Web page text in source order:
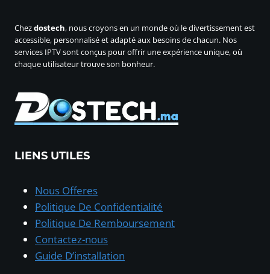
Chezdostech, nous croyons en un monde où le divertissement est
accessible, personnalisé et adapté aux besoins de chacun. Nos
services IPTV sont conçus pour offrir une expérience unique, où
chaque utilisateur trouve son bonheur.
LIENS UTILES
Nous Offeres
Politique De Confidentialité
Politique De Remboursement
Contactez-nous
Guide D’installation